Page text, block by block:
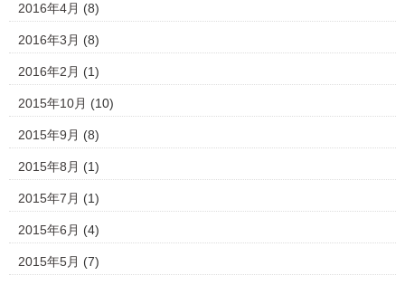
2016年4月 (8)
2016年3月 (8)
2016年2月 (1)
2015年10月 (10)
2015年9月 (8)
2015年8月 (1)
2015年7月 (1)
2015年6月 (4)
2015年5月 (7)